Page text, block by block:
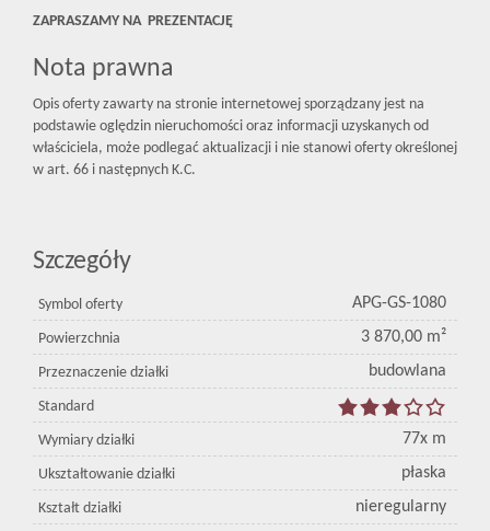
ZAPRASZAMY NA PREZENTACJĘ
Nota prawna
Opis oferty zawarty na stronie internetowej sporządzany jest na
podstawie oględzin nieruchomości oraz informacji uzyskanych od
właściciela, może podlegać aktualizacji i nie stanowi oferty określonej
w art. 66 i następnych K.C.
Szczegóły
Symbol oferty APG-GS-1080
Powierzchnia 3 870,00 m²
Przeznaczenie działki budowlana
Standard
Wymiary działki 77x m
Ukształtowanie działki płaska
Kształt działki nieregularny